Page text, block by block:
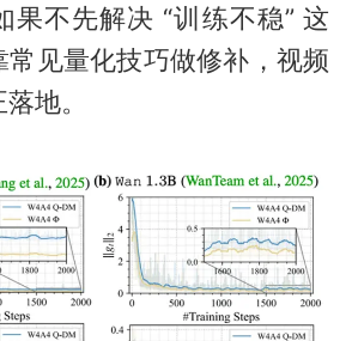
果不先解决 “训练不稳” 这
常见量化技巧做修补，视频
地。